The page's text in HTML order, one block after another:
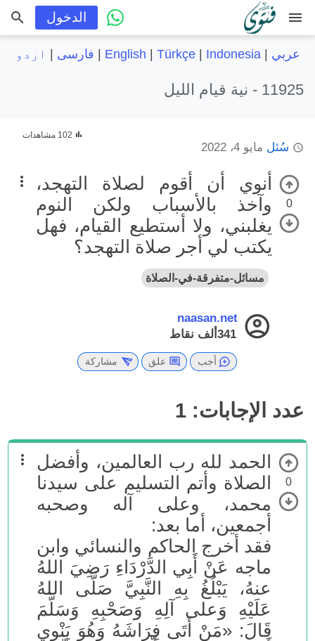
menu الدخول
عربي |
English Türkçe| Indonesia فارسی اردو
11925 - نية قيام الليل
سُئل مايو 4، 2022
102 مشاهدات
0
أنوي أن أقوم لصلاة التهجد،
وآخذ بالأسباب ولكن النوم
يغلبني، ولا أستطيع القيام، فهل
يكتب لي أجر صلاة التهجد؟
مسائل-متفرقة-في-الصلاة
naasan.net
341ألف
نقاط
أجب علق مشاركة
عدد الإجابات: 1
0
الحمد لله رب العالمين، وأفضل
الصلاة وأتم التسليم على سيدنا
محمد، وعلى آله وصحبه
أجمعين، أما بعد:
فقد أخرج الحاكم والنسائي وابن
ماجه عَنْ أَبِي الدَّرْدَاءِ رَضِيَ اللهُ
عنهُ، يَبْلُغُ بِهِ النَّبِيَّ صَلَّى اللهُ
عَلَيْهِ وَعلى آلِهِ وَصَحْبِهِ وَسَلَّمَ
قَالَ: «مَنْ أَتَى فِرَاشَهُ وَهُوَ يَنْوِي